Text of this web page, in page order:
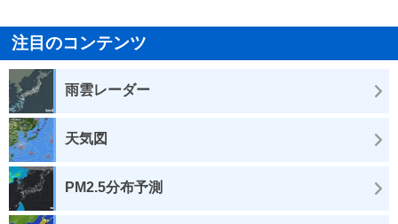
注目のコンテンツ
雨雲レーダー
天気図
PM2.5分布予測